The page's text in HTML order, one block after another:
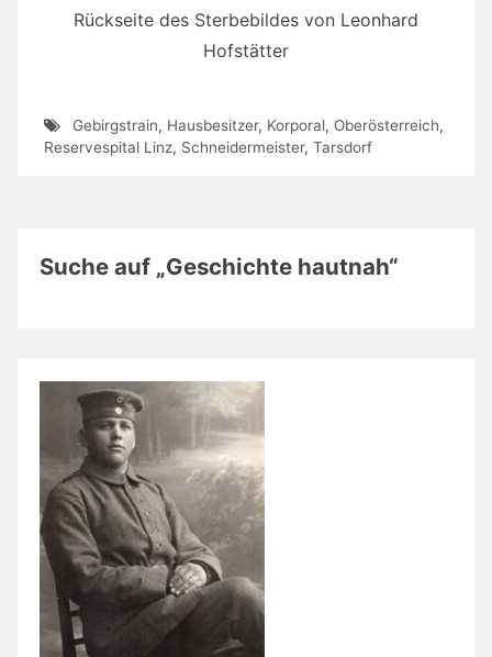
Rückseite des Sterbebildes von Leonhard
Hofstätter
Gebirgstrain, Hausbesitzer, Korporal, Oberösterreich,
Reservespital Linz, Schneidermeister, Tarsdorf
Suche auf „Geschichte hautnah“